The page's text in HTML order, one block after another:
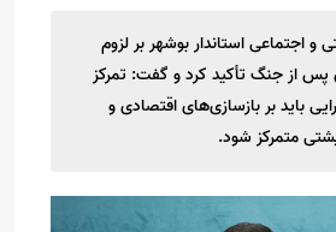
اجتماعی استاندار بوشهر بر لزوم
از جنگ تأکید کرد و گفت: تمرکز
باید بر بازسازی‌های اقتصادی و
متمرکز شود.